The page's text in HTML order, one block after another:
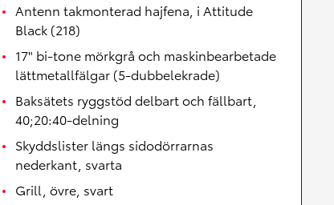
Antenn takmonterad hajfena, i Attitude
Black (218)
17" bi-tone mörkgrå och maskinbearbetade
lättmetallfälgar (5-dubbelekrade)
Baksätets ryggstöd delbart och fällbart,
40;20:40-delning
Skyddslister längs sidodörrarnas
nederkant, svarta
Grill, övre, svart